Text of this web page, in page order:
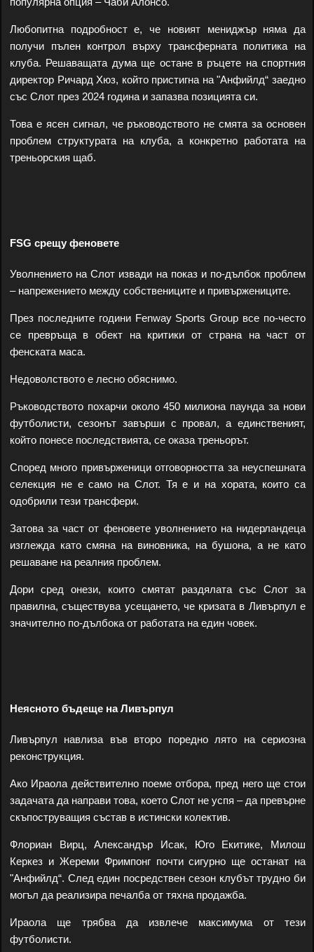
Любопитна подробност е, че новият мениджър няма да
получи пълен контрол върху трансферната политика на
клуба. Решаващата дума ще остане в ръцете на спортния
директор Ричард Хюз, който пристигна на "Анфийлд“ заедно
със Слот през 2024 година и запазва позицията си.
Това е ясен сигнал, че ръководството не смята за основен
проблем структурата на клуба, а конкретно работата на
треньорския щаб.
FSG срещу феновете
Уволнението на Слот извади на показ и по-дълбок проблем
– напрежението между собствениците и привържениците.
През последните години Fenway Sports Group все по-често
се превръща в обект на критики от страна на част от
фенската маса.
Недоволството е лесно обяснимо.
Ръководството похарчи около 450 милиона паунда за нови
футболисти, сезонът завърши с провал, а единственият,
който понесе последствията, се оказа треньорът.
Според много привърженици отговорността за неуспешната
селекция не е само на Слот. Тя е и на хората, които са
одобрили тези трансфери.
Затова за част от феновете уволнението на нидерландеца
изглежда като смяна на виновника, на бушона, а не като
решаване на реалния проблем.
Дори сред онези, които смятат раздялата със Слот за
правилна, съществува усещането, че кризата в Ливърпул е
значително по-дълбока от работата на един човек.
Неясното бъдеще на Ливърпул
Ливърпул навлиза във второ поредно лято на сериозна
реконструкция.
Ако Ираола действително поеме отбора, пред него ще стои
задачата да направи това, което Слот не успя – да превърне
скъпоструващия състав в истински колектив.
Флориан Вирц, Александър Исак, Юго Екитике, Милош
Керкез и Жереми Фримпонг почти сигурно ще останат на
"Анфийлд“. След един посредствен сезон клубът трудно би
могъл да реализира печалба от тяхна продажба.
Ираола ще трябва да извлече максимума от тези
футболисти.